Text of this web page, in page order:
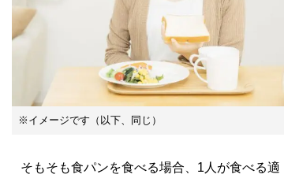
※イメージです（以下、同じ）
そもそも食パンを食べる場合、1人が食べる適